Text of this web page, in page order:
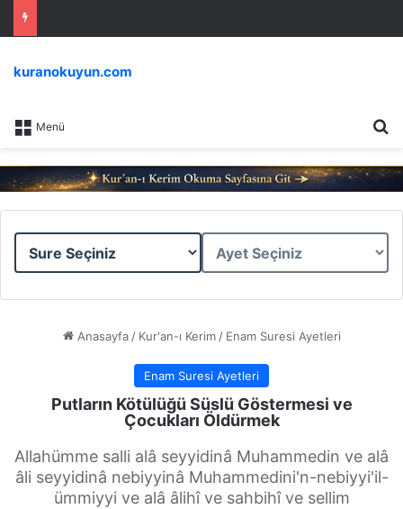
Menü
kuranokuyun.com
Sure
Ayet
Anasayfa / Kur'an-ı Kerim / Enam Suresi Ayetleri
Enam Suresi Ayetleri
Putların Kötülüğü Süslü Göstermesi ve
Çocukları Öldürmek
Allahümme salli alâ seyyidinâ Muhammedin ve alâ
âli seyyidinâ nebiyyinâ Muhammedini'n-nebiyyi'il-
ümmiyyi ve alâ âlihî ve sahbihî ve sellim